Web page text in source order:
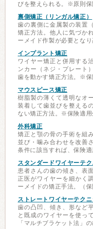
びを整えられる。※原則保
裏側矯正（リンガル矯正）
歯の裏側に金属製の装置
矯正方法。他人に気づか
ーメイド作製が必要とな
インプラント矯正
ワイヤー矯正と併用する
ンカー（ネジ・プレート
歯を動かす矯正方法。※保
マウスピース矯正
樹脂製の薄くて透明なオ
装着して歯並びを整える
ない矯正方法。※保険適用
外科矯正
矯正と顎の骨の手術を組
並び・噛み合わせを改善
条件に該当すれば、保険
スタンダードワイヤーテ
患者さんの歯の傾き、表
正医がワイヤーを細かく
ーメイドの矯正手法。（保
ストレートワイヤーテクニ
歯の凸凹、傾き、形など
と既成のワイヤーを使っ
「マルチブラケット法」